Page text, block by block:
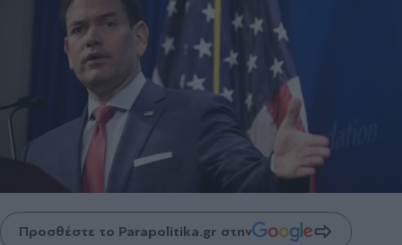
Προσθέστε το Parapolitika.gr στην